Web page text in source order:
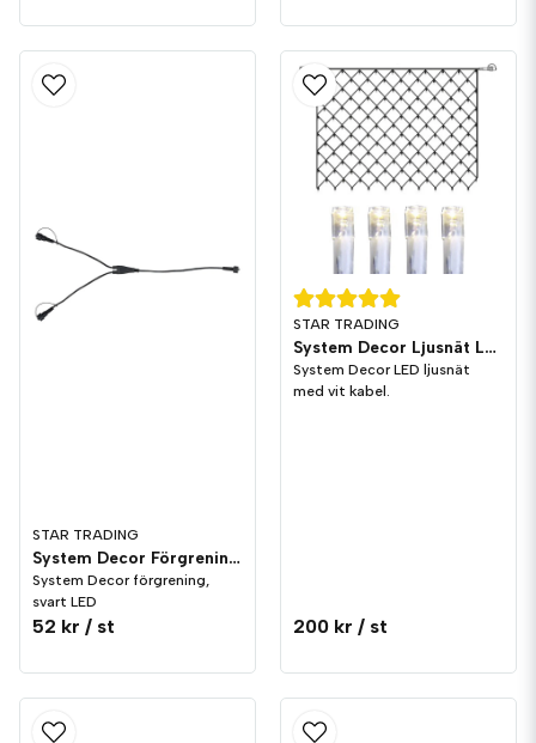
STAR TRADING
System Decor Förgrening LED
System Decor förgrening,
svart LED
52 kr / st
STAR TRADING
System Decor Ljusnät LED Vit
System Decor LED ljusnät
med vit kabel.
200 kr / st